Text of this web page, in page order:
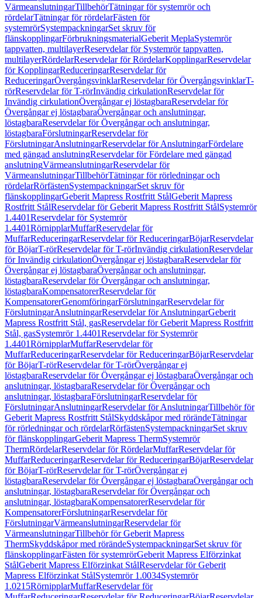
VärmeanslutningarTillbehörTätningar för systemrör och
rördelarTätningar för rördelarFästen för
systemrörSystempackningarSet skruv för
flänskopplingarFörbrukningsmaterialGeberit MeplaSystemrör
tappvatten, multilayerReservdelar för Systemrör tappvatten,
multilayerRördelarReservdelar för RördelarKopplingarReservdelar
för KopplingarReduceringarReservdelar för
ReduceringarÖvergångsvinklarReservdelar för ÖvergångsvinklarT-
rörReservdelar för T-rörInvändig cirkulationReservdelar för
Invändig cirkulationÖvergångar ej löstagbaraReservdelar för
Övergångar ej löstagbaraÖvergångar och anslutningar,
löstagbaraReservdelar för Övergångar och anslutningar,
löstagbaraFörslutningarReservdelar för
FörslutningarAnslutningarReservdelar för AnslutningarFördelare
med gängad anslutningReservdelar för Fördelare med gängad
anslutningVärmeanslutningarReservdelar för
VärmeanslutningarTillbehörTätningar för rörledningar och
rördelarRörfästenSystempackningarSet skruv för
flänskopplingarGeberit Mapress Rostfritt StålGeberit Mapress
Rostfritt StålReservdelar för Geberit Mapress Rostfritt StålSystemrör
1.4401Reservdelar för Systemrör
1.4401RörnipplarMuffarReservdelar för
MuffarReduceringarReservdelar för ReduceringarBöjarReservdelar
för BöjarT-rörReservdelar för T-rörInvändig cirkulationReservdelar
för Invändig cirkulationÖvergångar ej löstagbaraReservdelar för
Övergångar ej löstagbaraÖvergångar och anslutningar,
löstagbaraReservdelar för Övergångar och anslutningar,
löstagbaraKompensatorerReservdelar för
KompensatorerGenomföringarFörslutningarReservdelar för
FörslutningarAnslutningarReservdelar för AnslutningarGeberit
Mapress Rostfritt Stål, gasReservdelar för Geberit Mapress Rostfritt
Stål, gasSystemrör 1.4401Reservdelar för Systemrör
1.4401RörnipplarMuffarReservdelar för
MuffarReduceringarReservdelar för ReduceringarBöjarReservdelar
för BöjarT-rörReservdelar för T-rörÖvergångar ej
löstagbaraReservdelar för Övergångar ej löstagbaraÖvergångar och
anslutningar, löstagbaraReservdelar för Övergångar och
anslutningar, löstagbaraFörslutningarReservdelar för
FörslutningarAnslutningarReservdelar för AnslutningarTillbehör för
Geberit Mapress Rostfritt StålSkyddskåpor med rörändeTätningar
för rörledningar och rördelarRörfästenSystempackningarSet skruv
för flänskopplingarGeberit Mapress ThermSystemrör
ThermRördelarReservdelar för RördelarMuffarReservdelar för
MuffarReduceringarReservdelar för ReduceringarBöjarReservdelar
för BöjarT-rörReservdelar för T-rörÖvergångar ej
löstagbaraReservdelar för Övergångar ej löstagbaraÖvergångar och
anslutningar, löstagbaraReservdelar för Övergångar och
anslutningar, löstagbaraKompensatorerReservdelar för
KompensatorerFörslutningarReservdelar för
FörslutningarVärmeanslutningarReservdelar för
VärmeanslutningarTillbehör för Geberit Mapress
ThermSkyddskåpor med rörändeSystempackningarSet skruv för
flänskopplingarFästen för systemrörGeberit Mapress Elförzinkat
StålGeberit Mapress Elförzinkat StålReservdelar för Geberit
Mapress Elförzinkat StålSystemrör 1.0034Systemrör
1.0215RörnipplarMuffarReservdelar för